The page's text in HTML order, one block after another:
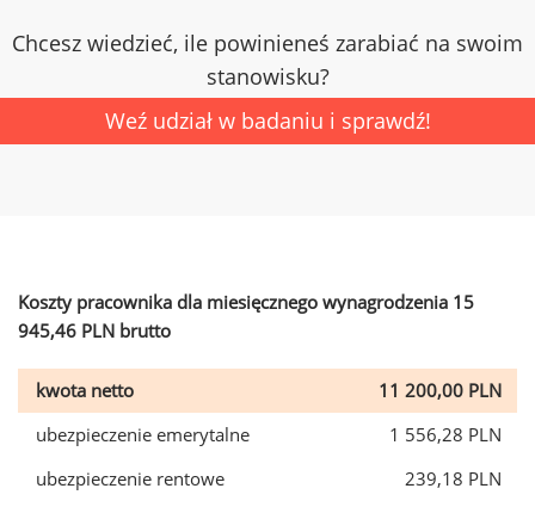
Chcesz wiedzieć, ile powinieneś zarabiać na swoim
stanowisku?
Weź udział w badaniu i sprawdź!
Koszty pracownika dla miesięcznego wynagrodzenia 15
945,46 PLN brutto
kwota netto
11 200,00 PLN
ubezpieczenie emerytalne
1 556,28 PLN
ubezpieczenie rentowe
239,18 PLN